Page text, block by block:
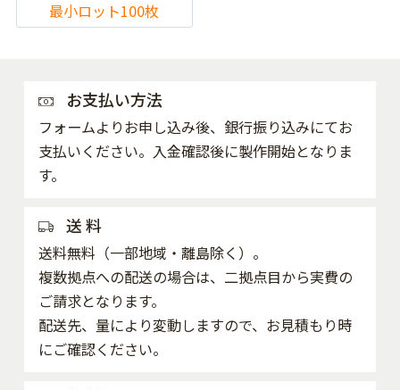
最小ロット100枚
お支払い方法
フォームよりお申し込み後、銀行振り込みにてお
支払いください。入金確認後に製作開始となりま
す。
送 料
送料無料（一部地域・離島除く）。
複数拠点への配送の場合は、二拠点目から実費の
ご請求となります。
配送先、量により変動しますので、お見積もり時
にご確認ください。